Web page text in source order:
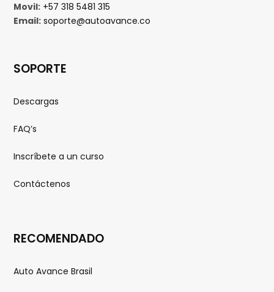
Movil: +57 318 5481 315
Email: soporte@autoavance.co
SOPORTE
Descargas
FAQ’s
Inscríbete a un curso
Contáctenos
RECOMENDADO
Auto Avance Brasil